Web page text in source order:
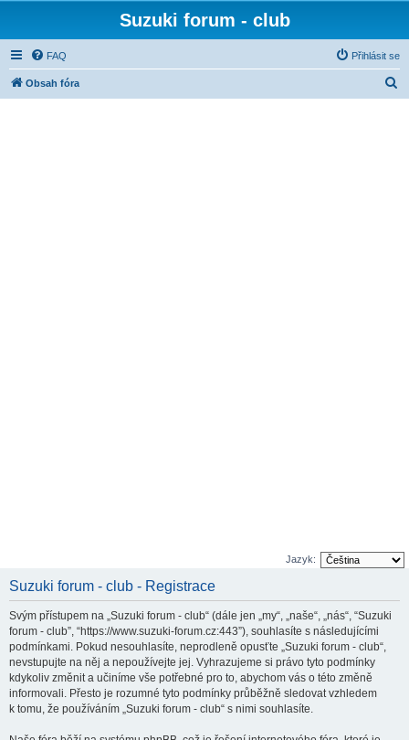
Suzuki forum - club
FAQ Přihlásit se
Obsah fóra
Jazyk:
Suzuki forum - club - Registrace
Svým přístupem na „Suzuki forum - club“ (dále jen „my“, „naše“, „nás“, “Suzuki
forum - club”, “https://www.suzuki-forum.cz:443”), souhlasíte s následujícími
podmínkami. Pokud nesouhlasíte, neprodleně opusťte „Suzuki forum - club“,
nevstupujte na něj a nepoužívejte jej. Vyhrazujeme si právo tyto podmínky
kdykoliv změnit a učiníme vše potřebné pro to, abychom vás o této změně
informovali. Přesto je rozumné tyto podmínky průběžně sledovat vzhledem
k tomu, že používáním „Suzuki forum - club“ s nimi souhlasíte.